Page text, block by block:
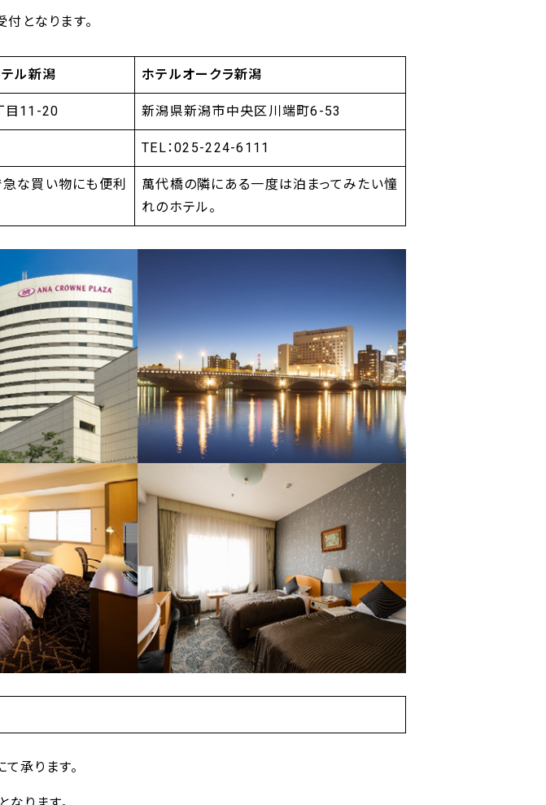
となります。
ル新潟 ホテルオークラ新潟
目11-20 新潟県新潟市中央区川端町6-53
TEL：025-224-6111
な買い物にも便利
萬代橋の隣にある一度は泊まってみたい憧
れのホテル。
承ります。